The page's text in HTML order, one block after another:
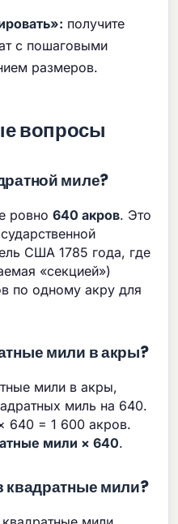
получите
с пошаговыми
размеров.
вопросы
миле?
ровно640 акров. Это
США 1785 года, где
«секцией»)
по одному акру для
мили в акры?
мили в акры,
миль на 640.
640 = 1 600 акров.
мили × 640.
квадратные мили?